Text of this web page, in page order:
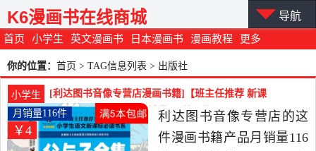
首页 小学生 英文漫画书 日本漫画书 漫画教程 更多
K6漫画书在线商城 导航
你的位置： 首页 > TAG信息列表 > 出版社
小学生
[利达图书音像专营店漫画书籍]【班主任推荐 新课
标】父与子全集正版月销量116件仅售4元
￥4
月销量116件
利达图书音像专营店的这
件漫画书籍产品月销量116